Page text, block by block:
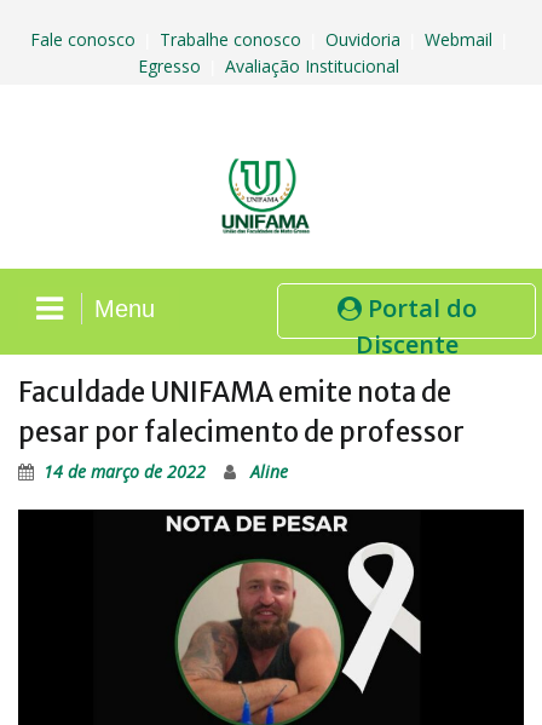
Fale conosco Trabalhe conosco Ouvidoria Webmail
Egresso Avaliação Institucional
Portal do
Discente
Menu
Faculdade UNIFAMA emite nota de
pesar por falecimento de professor
14 de março de 2022 Aline